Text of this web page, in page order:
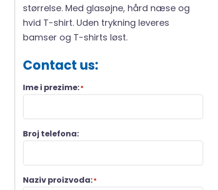
størrelse. Med glasøjne, hård næse og
hvid T-shirt. Uden trykning leveres
bamser og T-shirts løst.
Contact us:
Ime i prezime:*
Broj telefona:
Naziv proizvoda:*